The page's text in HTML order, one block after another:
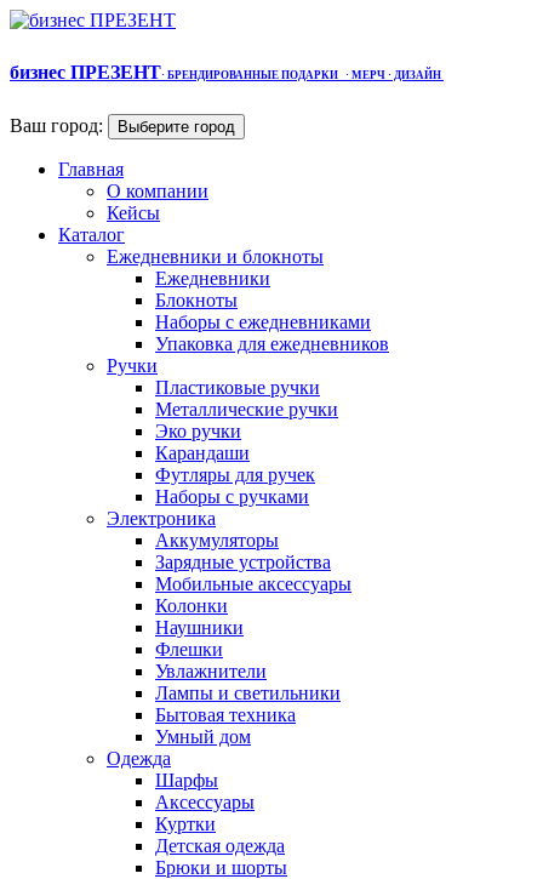
бизнес ПРЕЗЕНТ· БРЕНДИРОВАННЫЕ ПОДАРКИ · МЕРЧ · ДИЗАЙН
Ваш город: Выберите город
Главная
О компании
Кейсы
Каталог
Ежедневники и блокноты
Ежедневники
Блокноты
Наборы с ежедневниками
Упаковка для ежедневников
Ручки
Пластиковые ручки
Металлические ручки
Эко ручки
Карандаши
Футляры для ручек
Наборы с ручками
Электроника
Аккумуляторы
Зарядные устройства
Мобильные аксессуары
Колонки
Наушники
Флешки
Увлажнители
Лампы и светильники
Бытовая техника
Умный дом
Одежда
Шарфы
Аксессуары
Куртки
Детская одежда
Брюки и шорты